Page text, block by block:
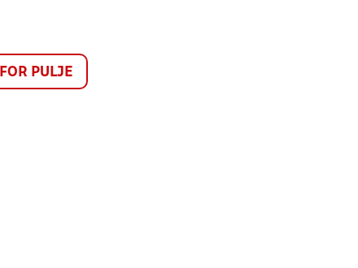
PULJE